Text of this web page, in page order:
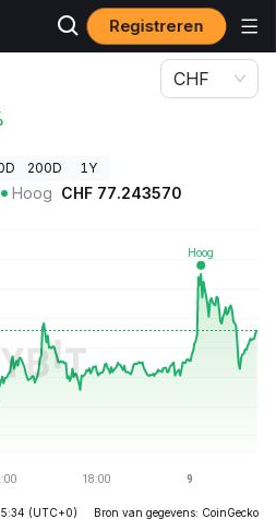
Registreren
CHF
200D 1Y
Hoog CHF 77.243570
(UTC+0)
Bron van gegevens: CoinGecko